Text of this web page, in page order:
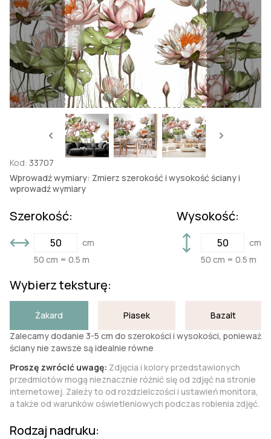
50 cm
Kod: 33707
Wprowadź wymiary: Zmierz szerokość i wysokość ściany i
wprowadź wymiary
Szerokość:
cm
50 cm = 0.5 m
Wysokość:
cm
50 cm = 0.5 m
Wybierz teksturę:
Żakard Piasek
Bazalt
Zalecamy dodanie 3-5 cm do szerokości i wysokości, ponieważ
ściany nie zawsze są idealnie równe
Proszę zwrócić uwagę: Zdjęcia i kolory przedstawionych
przedmiotów mogą nieznacznie różnić się od zdjęć na stronie
internetowej. Zależy to od rozdzielczości i ustawień monitora,
a także od warunków oświetleniowych podczas robienia zdjęć.
Rodzaj nadruku: